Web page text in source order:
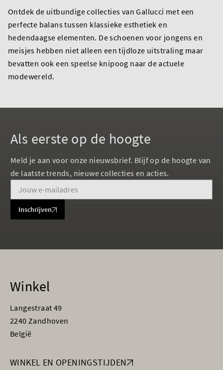
Ontdek de uitbundige collecties van Gallucci met een
perfecte balans tussen klassieke esthetiek en
hedendaagse elementen. De schoenen voor jongens en
meisjes hebben niet alleen een tijdloze uitstraling maar
bevatten ook een speelse knipoog naar de actuele
modewereld.
Als eerste op de hoogte
Meld je aan voor onze nieuwsbrief. Blijf op de hoogte van
de laatste trends, nieuwe collecties en acties.
Inschrijven
Winkel
Langestraat 49
2240 Zandhoven
België
WINKEL EN OPENINGSTIJDEN